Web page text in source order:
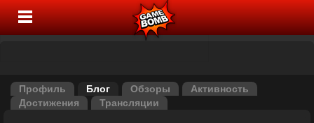
Профиль Блог Обзоры
Активность
Достижения
Трансляции